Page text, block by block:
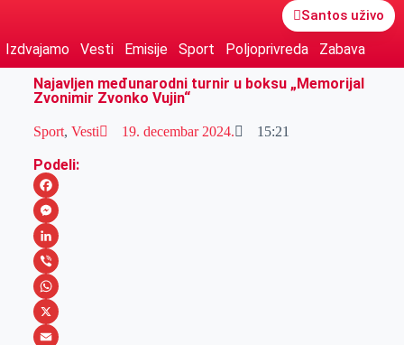
Santos uživo
Izdvajamo Vesti Emisije Sport Poljoprivreda
Zabava
Najavljen međunarodni turnir u boksu „Memorijal
Zvonimir Zvonko Vujin“
Sport, Vesti 19. decembar 2024. 15:21
Podeli:
F
a
c
e
b
o
M
e
s
s
e
L
i
n
k
V
i
b
W
h
X